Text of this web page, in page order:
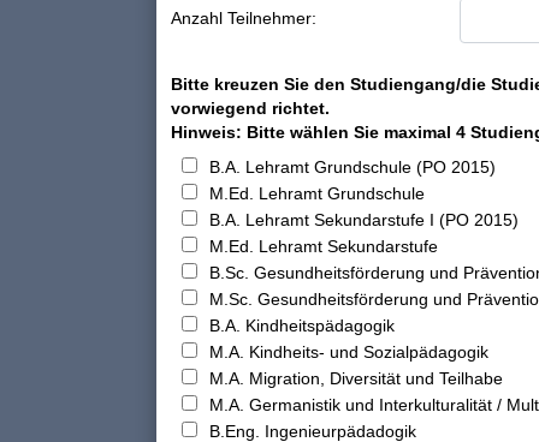
Anzahl Teilnehmer:
Bitte kreuzen Sie den Studiengang/die
vorwiegend richtet.
Hinweis: Bitte wählen Sie maximal 4
B.A. Lehramt Grundschule (PO 2015)
M.Ed. Lehramt Grundschule
B.A. Lehramt Sekundarstufe I (PO 2015)
M.Ed. Lehramt Sekundarstufe
B.Sc. Gesundheitsförderung und
M.Sc. Gesundheitsförderung und
B.A. Kindheitspädagogik
M.A. Kindheits- und Sozialpädagogik
M.A. Migration, Diversität und Teilhabe
M.A. Germanistik und Interkulturalität /
B.Eng. Ingenieurpädadogik